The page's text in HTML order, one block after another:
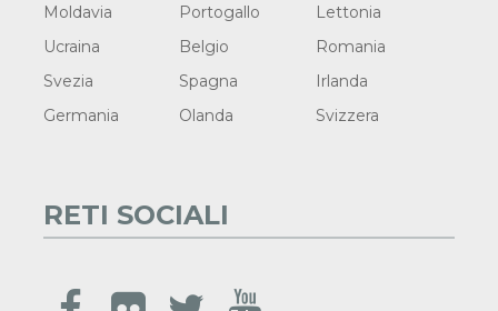
Moldavia
Portogallo
Lettonia
Ucraina
Belgio
Romania
Svezia
Spagna
Irlanda
Germania
Olanda Svizzera
RETI SOCIALI